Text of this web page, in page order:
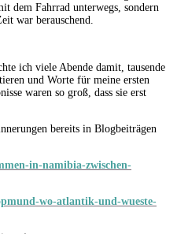
dem Fahrrad unterwegs, sondern
war berauschend.
ich viele Abende damit, tausende
und Worte für meine ersten
waren so groß, dass sie erst
bereits in Blogbeiträgen
in-namibia-zwischen-
wo-atlantik-und-wueste-